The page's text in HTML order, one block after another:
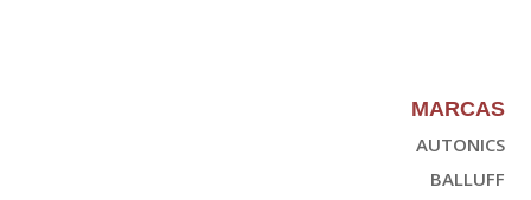
MARCAS
AUTONICS
BALLUFF